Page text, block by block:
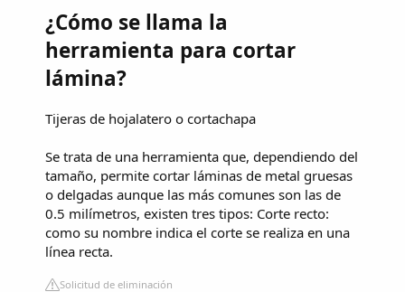
¿Cómo se llama la
herramienta para cortar
lámina?
Tijeras de hojalatero o cortachapa
Se trata de una herramienta que, dependiendo del
tamaño, permite cortar láminas de metal gruesas
o delgadas aunque las más comunes son las de
0.5 milímetros, existen tres tipos: Corte recto:
como su nombre indica el corte se realiza en una
línea recta.
Solicitud de eliminación